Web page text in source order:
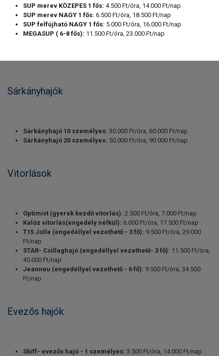
SUP merev KÖZEPES 1 fős: 4.500 Ft/óra, 14.000 Ft/nap
SUP merev NAGY 1 fős: 6.500 Ft/óra, 18.500 Ft/nap
SUP felfújható NAGY 1 fős: 5.000 Ft/óra, 16.000 Ft/nap
MEGASUP ( 6-8 fős): 11.500 Ft/óra, 23.000 Ft/nap
Sárkányhajók
Sárkányhajó 10 személyes: 30.000 Ft/óra, 60.000 Ft/nap
Sárkányhajó 20 személyes: 50.000 Ft/óra, 90.000 Ft/nap
Vitorlások
Optimist (gyerek kezdő vitorlás): 2.500 Ft/óra, 7.000 Ft/nap
Kalóz vitorlás(engedély nélkül): 6.000 Ft/óra, 17.500 Ft/nap
T15 Jolle (engedéllyel vezethető - 3 fő): 9.500 Ft/óra, 29.000
Ft/nap
STAR- Csillaghajó (engedéllyel vezethető- 3 fő): 11.500 Ft/óra,
45.000 Ft/nap
Jeanneu (engedéllyel vezethető - 6 fő): 9.500 Ft/óra, 34.500
Ft/nap
Evezős hajók
Skiff- evezős hajó - 1 személyes: 3.500 Ft/óra, 14.000 Ft/nap